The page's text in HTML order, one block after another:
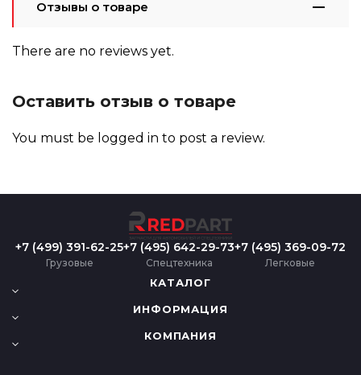
Отзывы о товаре
There are no reviews yet.
Оставить отзыв о товаре
You must be logged in to post a review.
+7 (499) 391-62-25
Грузовые
+7 (495) 642-29-73
Спецтехника
+7 (495) 369-09-72
Легковые
КАТАЛОГ
ИНФОРМАЦИЯ
КОМПАНИЯ